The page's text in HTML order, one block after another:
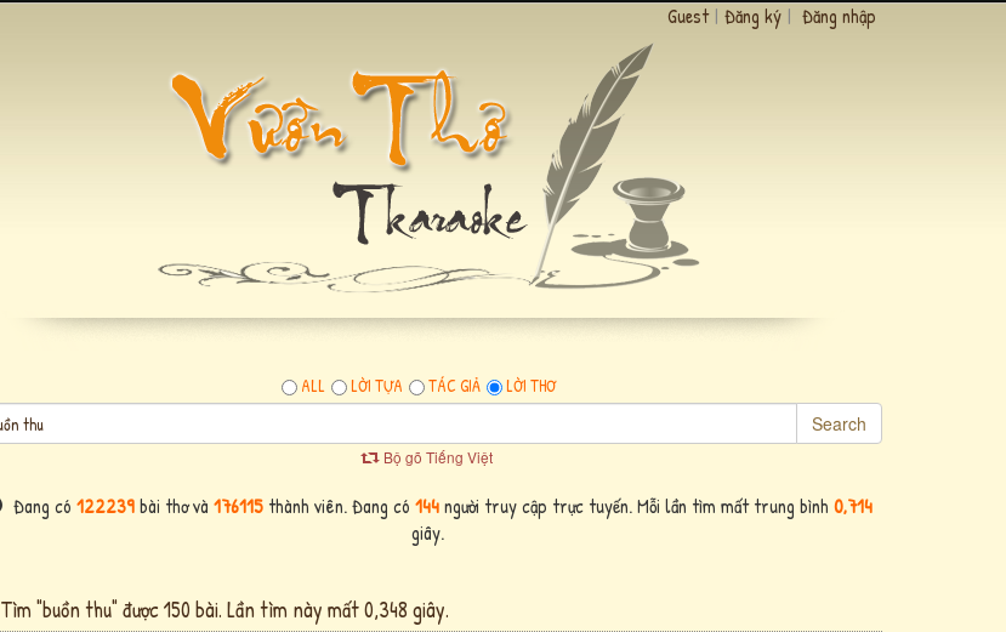
Guest | Đăng ký | Đăng nhập
ALL LỜI TỰA TÁC GIẢ LỜI THƠ
Search
Bộ gõ Tiếng Việt
Đang có 122239bài thơ và 176115thành viên. Đang có 144người truy cập trực tuyến. Mỗi lần tìm mất trung bình 0,714
giây.
Tìm "buồn thu" được 150 bài. Lần tìm này mất 0,348 giây.